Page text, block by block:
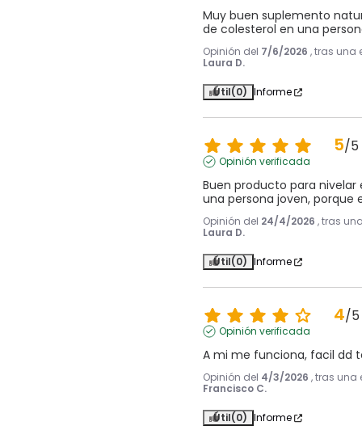
Muy buen suplemento
de colesterol en una
Opinión del 7/6/2026 , tras una
Laura D.
Útil(0) Informe
5/5
Opinión verificada
Buen producto para
una persona joven, porque
Opinión del 24/4/2026 , tras
Laura D.
Útil(0) Informe
4/5
Opinión verificada
A mi me funciona, facil dd
Opinión del 4/3/2026 , tras una
Francisco C.
Útil(0) Informe